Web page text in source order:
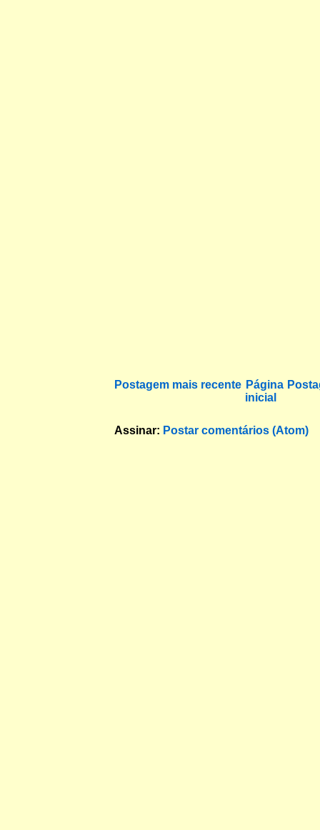
Postagem mais recente Página
inicial
Assinar: Postar comentários (Atom)